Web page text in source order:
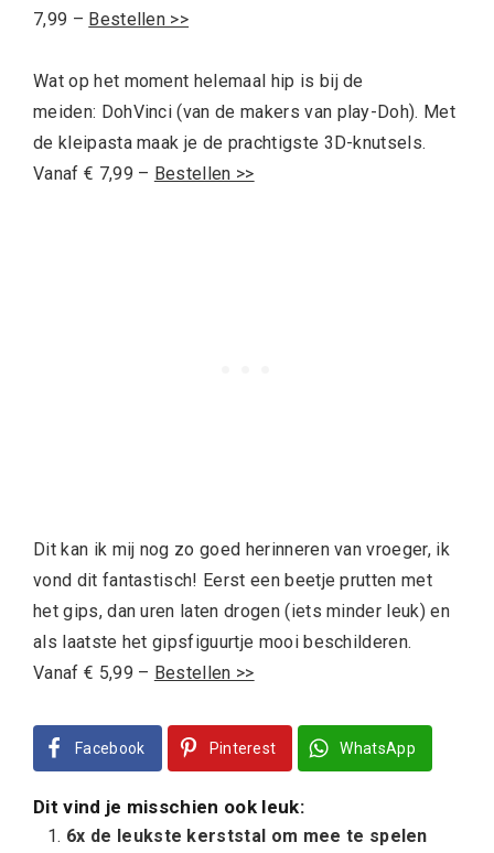
7,99 – Bestellen >>
Wat op het moment helemaal hip is bij de
meiden: DohVinci (van de makers van play-Doh). Met
de kleipasta maak je de prachtigste 3D-knutsels.
Vanaf € 7,99 – Bestellen >>
Dit kan ik mij nog zo goed herinneren van vroeger, ik
vond dit fantastisch! Eerst een beetje prutten met
het gips, dan uren laten drogen (iets minder leuk) en
als laatste het gipsfiguurtje mooi beschilderen.
Vanaf € 5,99 – Bestellen >>
Facebook Pinterest WhatsApp
Dit vind je misschien ook leuk:
6x de leukste kerststal om mee te spelen